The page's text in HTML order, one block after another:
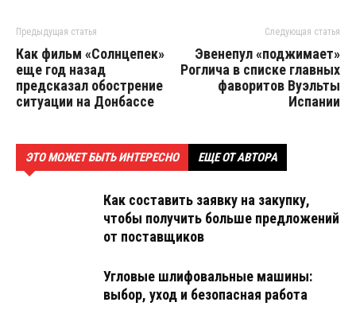
Предыдущая статья
Как фильм «Солнцепек»
еще год назад
предсказал обострение
ситуации на Донбассе
Следующая статья
Эвенепул «поджимает»
Роглича в списке главных
фаворитов Вуэльты
Испании
ЭТО МОЖЕТ БЫТЬ ИНТЕРЕСНО ЕЩЕ ОТ АВТОРА
Как составить заявку на закупку,
чтобы получить больше предложений
от поставщиков
Угловые шлифовальные машины:
выбор, уход и безопасная работа